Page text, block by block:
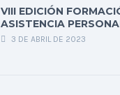
VIII EDICIÓN
ASISTENCIA
3 DE ABRIL DE 2023